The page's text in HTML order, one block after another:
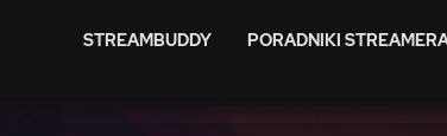
STREAMBUDDY PORADNIKI